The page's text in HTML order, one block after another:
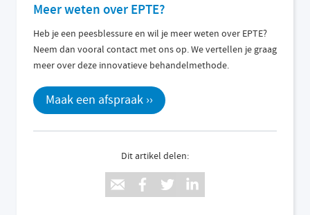
Meer weten over EPTE?
Heb je een peesblessure en wil je meer weten over EPTE?
Neem dan vooral contact met ons op. We vertellen je graag
meer over deze innovatieve behandelmethode.
Maak een afspraak ››
Dit artikel delen: